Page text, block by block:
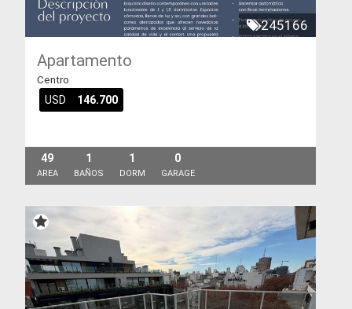
245166
Apartamento
Centro
USD 146.700
49
AREA
1
BAÑOS
1
DORM
0
GARAGE